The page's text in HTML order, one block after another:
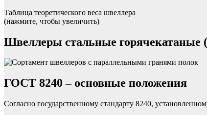
Таблица теоретического веса швеллера
(нажмите, чтобы увеличить)
Швеллеры стальные горячекатаные
ГОСТ 8240 – основные положения
Согласно государственному стандарту 8240,